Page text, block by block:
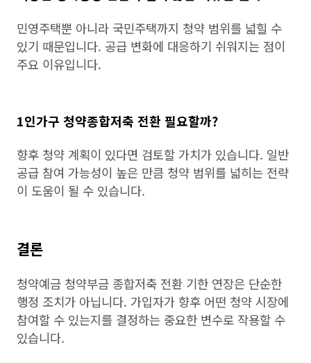
민영주택뿐 아니라 국민주택까지 청약 범위를 넓힐 수
있기 때문입니다. 공급 변화에 대응하기 쉬워지는 점이
주요 이유입니다.
1인가구 청약종합저축 전환 필요할까?
향후 청약 계획이 있다면 검토할 가치가 있습니다. 일반
공급 참여 가능성이 높은 만큼 청약 범위를 넓히는 전략
이 도움이 될 수 있습니다.
결론
청약예금 청약부금 종합저축 전환 기한 연장은 단순한
행정 조치가 아닙니다. 가입자가 향후 어떤 청약 시장에
참여할 수 있는지를 결정하는 중요한 변수로 작용할 수
있습니다.